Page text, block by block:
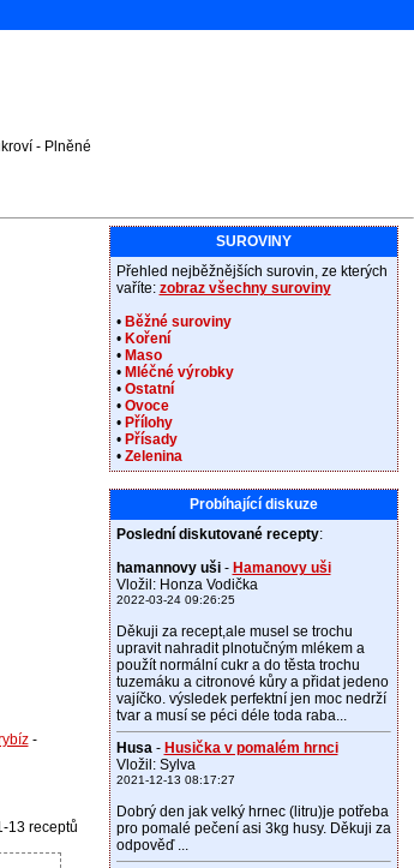
- Plněné
-
13 receptů
SUROVINY
Přehled nejběžnějších surovin, ze kterých
vaříte: zobraz všechny suroviny
• Běžné suroviny
• Koření
• Maso
• Mléčné výrobky
• Ostatní
• Ovoce
• Přílohy
• Přísady
• Zelenina
Probíhající diskuze
Poslední diskutované recepty:
hamannovy uši- Hamanovy uši
Vložil: Honza Vodička
2022-03-24 09:26:25
Děkuji za recept,ale musel se trochu
upravit nahradit plnotučným mlékem a
použít normální cukr a do těsta trochu
tuzemáku a citronové kůry a přidat jedeno
vajíčko. výsledek perfektní jen moc nedrží
tvar a musí se péci déle toda raba...
Husa- Husička v pomalém hrnci
Vložil: Sylva
2021-12-13 08:17:27
Dobrý den jak velký hrnec (litru)je potřeba
pro pomalé pečení asi 3kg husy. Děkuji za
odpověď ...